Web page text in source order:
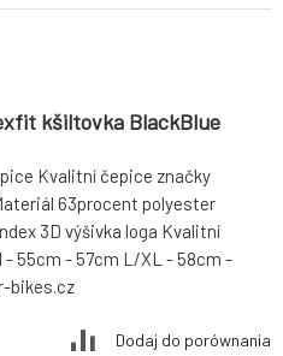
kšiltovka BlackBlue
Kvalitní čepice značky
63procent polyester
3D výšivka loga Kvalitní
55cm - 57cm L/XL - 58cm -
bikes.cz
Dodaj do porównania